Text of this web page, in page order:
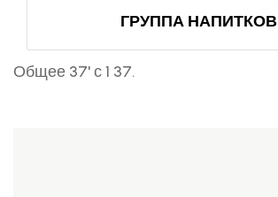
ГРУППА НАПИТКОВ
Общее 37' с 1 37.